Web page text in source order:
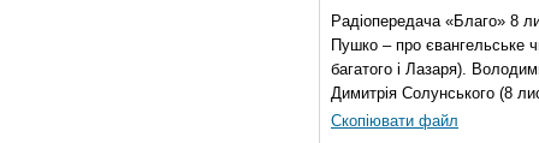
Радіопередача «Благо» 8
Пушко – про євангельське
багатого і Лазаря).
Димитрія Солунського (8
Скопіювати файл